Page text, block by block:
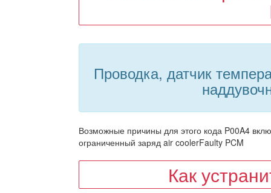
Проводка, датчик
Возможные причины для этого кода P00A4
ограниченный заряд air coolerFaulty PCM
Как